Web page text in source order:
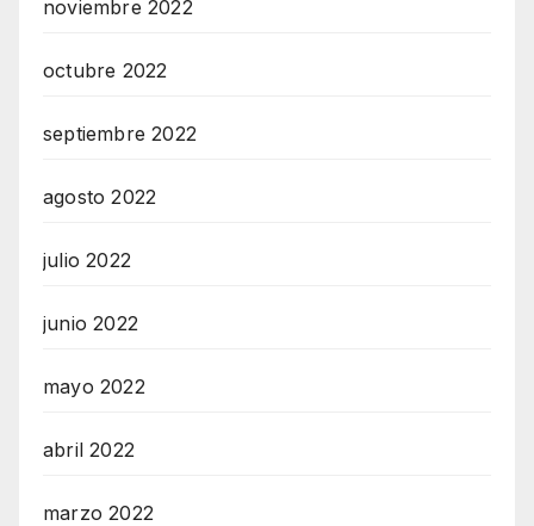
noviembre 2022
octubre 2022
septiembre 2022
agosto 2022
julio 2022
junio 2022
mayo 2022
abril 2022
marzo 2022